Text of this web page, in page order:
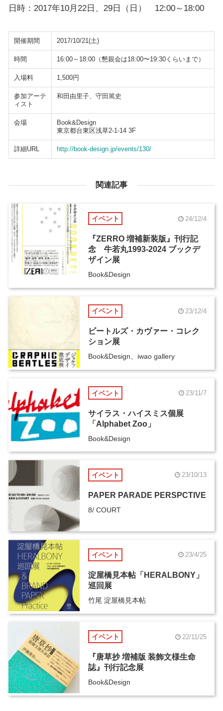
日時：2017年10月22日、29日（日） 12:00～18:00
開催期間 2017/10/21(土)
時間 16:00～18:00（懇親会は18:00〜19:30くらいまで）
入場料 1,500円
参加アーテ
ィスト
和田由里子、守田篤史
会場
Book&Design
東京都台東区浅草2-1-14 3F
詳細URL http://book-design.jp/events/130/
関連記事
イベント 24/12/4
『ZERRO 増補新装版』刊行記
念 牛若丸1993-2024 ブックデ
ザイン展
Book&Design
イベント 23/12/4
ビートルズ・カヴァー・コレク
ション展
Book&Design、iwao gallery
イベント 23/11/7
サイラス・ハイスミス個展
「Alphabet Zoo」
Book&Design
イベント 23/10/13
PAPER PARADE PERSPCTIVE
8/ COURT
イベント 23/4/25
淀屋橋見本帖「HERALBONY」
巡回展
竹尾 淀屋橋見本帖
イベント 22/11/25
『唐草抄 増補版 装飾文様生命
誌』刊行記念展
Book&Design